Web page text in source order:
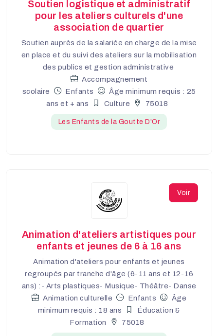
Soutien logistique et administratif
pour les ateliers culturels d'une
association de quartier
Soutien auprès de la salariée en charge de la mise
en place et du suivi des ateliers sur la mobilisation
des publics et gestion administrative
Accompagnement
scolaire
Enfants
Âge minimum requis : 25
ans et + ans
Culture 75018
Les Enfants de la Goutte D'Or
Voir
Animation d'ateliers artistiques pour
enfants et jeunes de 6 à 16 ans
Animation d'ateliers pour enfants et jeunes
regroupés par tranche d'âge (6-11 ans et 12-16
ans) :- Arts plastiques- Musique- Théâtre- Danse
Animation culturelle
Enfants
Âge
minimum requis : 18 ans
Éducation &
Formation
75018